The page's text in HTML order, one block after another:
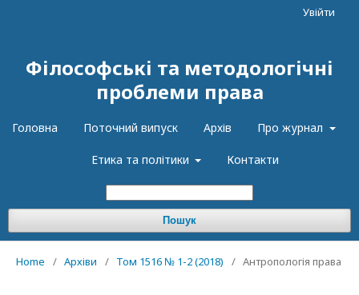
Філософські та методологічні
проблеми права
Головна Поточний випуск Архів Про журнал
Етика та політики Контакти
Пошук
Увійти
Home / Архіви / Том 1516 № 1-2 (2018) / Антропологія права